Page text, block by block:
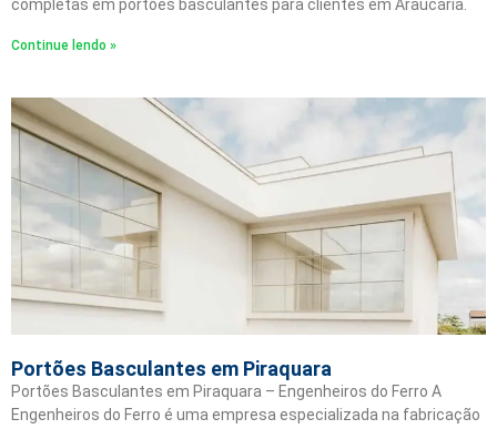
completas em portões basculantes para clientes em Araucária.
Continue lendo »
Portões Basculantes em Piraquara
Portões Basculantes em Piraquara – Engenheiros do Ferro A
Engenheiros do Ferro é uma empresa especializada na fabricação